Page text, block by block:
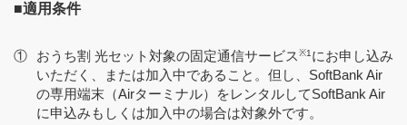
■適用条件
① おうち割 光セット対象の固定通信サービス※1にお申し込み
いただく、または加入中であること。但し、SoftBank Air
の専用端末（Airターミナル）をレンタルしてSoftBank Air
に申込みもしくは加入中の場合は対象外です。